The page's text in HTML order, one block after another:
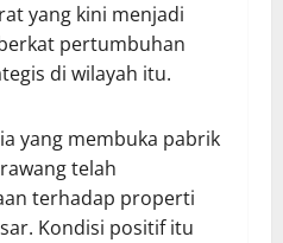
yang kini menjadi
pertumbuhan
di wilayah itu.
yang membuka pabrik
telah
terhadap properti
Kondisi positif itu